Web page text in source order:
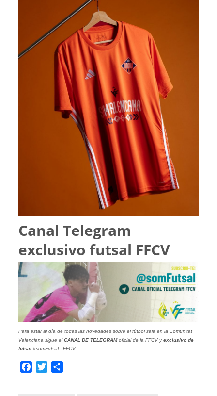
Canal Telegram
exclusivo futsal FFCV
Para estar al día de todas las novedades sobre el fútbol sala en la Comunitat
Valenciana sigue elCANAL DE TELEGRAMoficial de la FFCV yexclusivo de
futsal#somFutsal | FFCV
Facebook
Twitter